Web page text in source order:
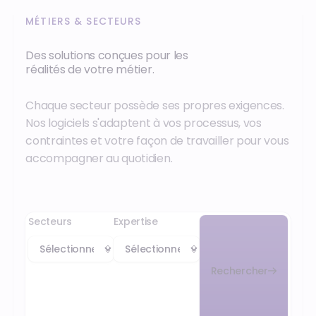
MÉTIERS & SECTEURS
Des solutions conçues pour les
réalités de votre métier.
Chaque secteur possède ses propres exigences.
Nos logiciels s'adaptent à vos processus, vos
contraintes et votre façon de travailler pour vous
accompagner au quotidien.
Secteurs Expertise
Rechercher